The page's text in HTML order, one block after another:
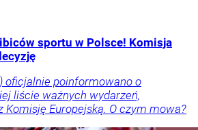
sportu w Polsce! Komisja
oficjalnie poinformowano o
liście ważnych wydarzeń,
Komisję Europejską. O czym mowa?